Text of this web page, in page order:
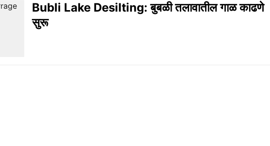
Bubli Lake Desilting: बुबळी तलावातील गाळ काढणे
सुरू